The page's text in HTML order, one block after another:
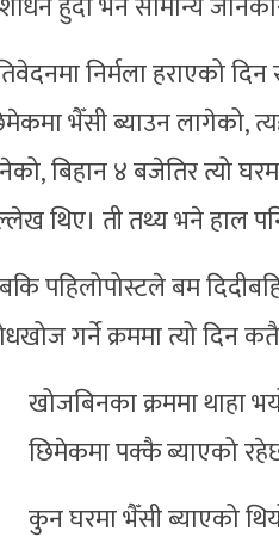
निर्मला हराएको
भैँसी ब्याउन लागेको,
बिहान ४ बजेतिर त्यो
थिए। ती तथ्य भने हाल
पहिलोपोस्टले बम
गर्ने क्रममा त्यो दिन
खोजबिनका क्रममा थाहा
छिमेकमा पक्कै ब्याएको
कुन घरमा भैँसी ब्याएको